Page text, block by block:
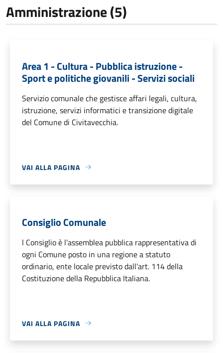
Amministrazione (5)
Area 1 - Cultura - Pubblica istruzione -
Sport e politiche giovanili - Servizi sociali
Servizio comunale che gestisce affari legali, cultura,
istruzione, servizi informatici e transizione digitale
del Comune di Civitavecchia.
VAI ALLA PAGINA
Consiglio Comunale
l Consiglio è l’assemblea pubblica rappresentativa di
ogni Comune posto in una regione a statuto
ordinario, ente locale previsto dall’art. 114 della
Costituzione della Repubblica Italiana.
VAI ALLA PAGINA